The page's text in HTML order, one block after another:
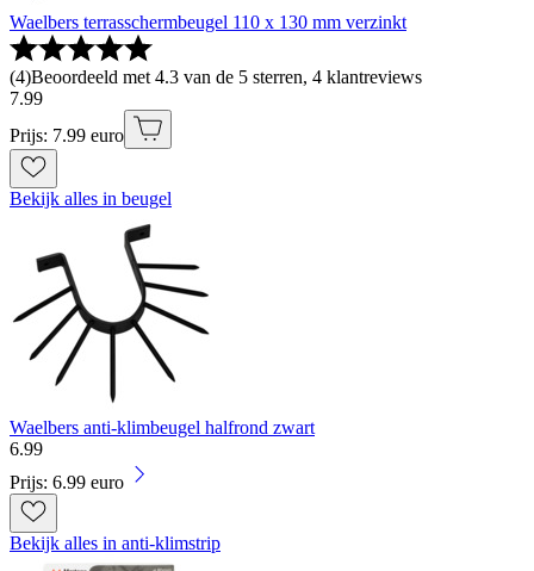
Waelbers terrasschermbeugel 110 x 130 mm verzinkt
(4)Beoordeeld met 4.3 van de 5 sterren, 4 klantreviews
7.99
Prijs: 7.99 euro
Bekijk alles in beugel
Waelbers anti-klimbeugel halfrond zwart
6.99
Prijs: 6.99 euro
Bekijk alles in anti-klimstrip